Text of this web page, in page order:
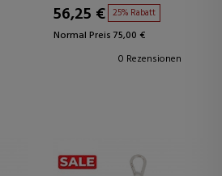
56,25 € 25% Rabatt
Normal Preis 75,00 €
0 Rezensionen